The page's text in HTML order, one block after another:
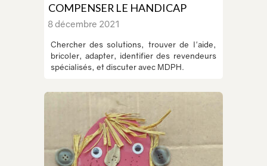
COMPENSER LE HANDICAP
8 décembre 2021
Chercher des solutions, trouver de l'aide,
bricoler, adapter, identifier des revendeurs
spécialisés, et discuter avec MDPH.